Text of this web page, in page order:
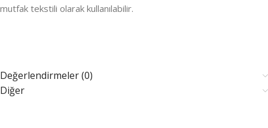
mutfak tekstili olarak kullanılabilir.
Değerlendirmeler (0)
Diğer